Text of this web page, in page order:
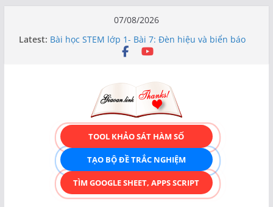
07/08/2026
Latest: Bài học STEM lớp 1- Bài 7: Đèn hiệu và biển báo
Bài học STEM lớp 3 Các bộ phận của thực vật
TẠO FORM ONLINE – TÙY BIẾN GIAO DIỆN ĐỈNH
CAO & XUẤT CODE THÔNG MINH!
TRẢI NGHIỆM CÔNG CỤ TẠO FORM ONLINE
KÉO THẢ – HOÀN TOÀN MIỄN PHÍ!
TOOL KHẢO SÁT HÀM SỐ
TẠO BỘ ĐỀ TRẮC NGHIỆM
TÌM GOOGLE SHEET, APPS SCRIPT